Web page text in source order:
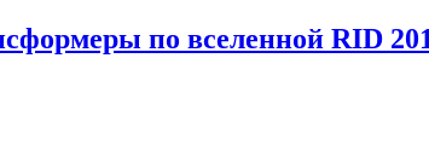
по вселенной RID